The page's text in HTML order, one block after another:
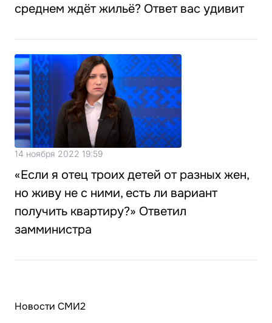
среднем ждёт жильё? Ответ вас удивит
14 ноября 2022 19:59
«Если я отец троих детей от разных жен,
но живу не с ними, есть ли вариант
получить квартиру?» Ответил
замминистра
Новости СМИ2